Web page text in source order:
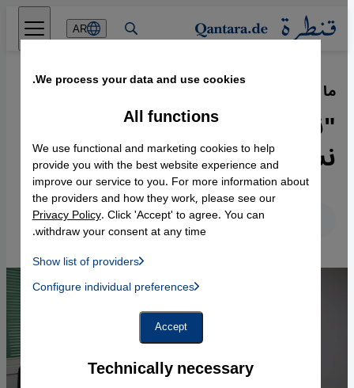
Direkt zum Inhalt springen
AR
ما مدى تحرر اللبنانيات؟·
23.11.2015
"نساء لبنان بحاجة إلى ثورة
نسوية"
English عربي
We process your data and use cookies.
Technically necessary
All functions
We use functional and marketing cookies to help
provide you with the best website experience and
improve our service to you. For more information about
the providers and how they work, please see our
Privacy Policy. Click 'Accept' to agree. You can
withdraw your consent at any time.
Show list of providers
Instagram Embed, Twitter Embed, Youtube Embed
Facebook Embed / Facebook Connect
Google Maps Embed
Configure individual preferences
Accept